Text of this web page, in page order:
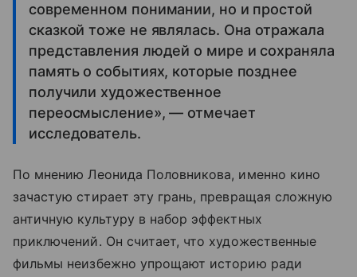
современном понимании, но и простой
сказкой тоже не являлась. Она отражала
представления людей о мире и сохраняла
память о событиях, которые позднее
получили художественное
переосмысление», — отмечает
исследователь.
По мнению Леонида Половникова, именно кино
зачастую стирает эту грань, превращая сложную
античную культуру в набор эффектных
приключений. Он считает, что художественные
фильмы неизбежно упрощают историю ради